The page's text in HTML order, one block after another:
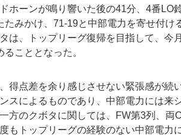
ホーンが鳴り響いた後の41分、4番LO
たみかけ、71-19と中部電力を寄せ付け
は、トップリーグ復帰を目指して、今
こととなった。
得点差を余り感じさせない緊張感が続
スによるものであり、中部電力には来
方のクボタに関しては、FW第3列、両
もトップリーグの経験のない中部電力